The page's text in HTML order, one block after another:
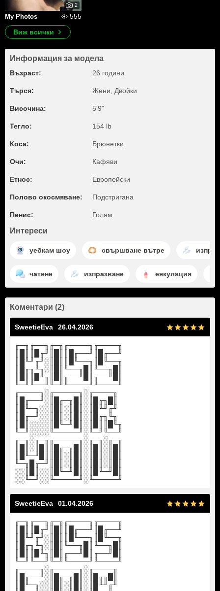
2
My Photos
555
Виж всички
Информация за модела
Възраст: 26 години
Търся: Жени, Двойки
Височина: 5'9"
Тегло: 154 lb
Коса: Брюнетки
Очи: Кафяви
Етнос: Европейски
Полово окосмяване: Подстригана
Пенис: Голям
Интереси
уебкам шоу свършване вътре
чатене изпразване еякулация
Коментари (2)
SweetieEva 26.04.2026
╓─╖╓──╖╓─╖╓────╖╓────╖
║█║║█╓╜║█║║█╓──╜║█╓──╜
║█╙╜╓╜░║█║║█╙──╖║█╙──╖
║█╓╖╙╖░║█║╙──╖█║╙──╖█║
║█║║█╙╖║█║╓──╜█║╓──╜█║
╙─╜╙──╜╙─╜╙────╜╙────╜
╓────╖░╓─────╖░╓────╖
║█╓──╜░║█╓─╖█║░║█╓╖█║
║█╙─╖░░║█║░║█║░║█╙╜╓╜
║█╓─╜░░║█║░║█║░║█╓╖╙╖
║█║░░░░║█╙─╜█║░║█║║█╙╖
╙─╜░░░░╙─────╜░╙─╜╙──╜
╓─╖░╓─╖╓─────╖░╓─╖░╓─╖
║█║░║█║║█╓─╖█║░║█║░║█║
║█╙─╜█║║█║░║█║░║█║░║█║
╙─╖█╓─╜║█║░║█║░║█║░║█║
░░║█║░░║█╙─╜█║░║█╙─╜█║
░░╙─╜░░╙─────╜░╙─────╜
SweetieEva 01.04.2026
╓─╖╓──╖╓─╖╓────╖╓────╖
║█║║█╓╜║█║║█╓──╜║█╓──╜
║█╙╜╓╜░║█║║█╙──╖║█╙──╖
║█╓╖╙╖░║█║╙──╖█║╙──╖█║
║█║║█╙╖║█║╓──╜█║╓──╜█║
╙─╜╙──╜╙─╜╙────╜╙────╜
╓────╖░╓─────╖░╓────╖
║█╓──╜░║█╓─╖█║░║█╓╖█║
║█╙─╖░░║█║░║█║░║█╙╜╓╜